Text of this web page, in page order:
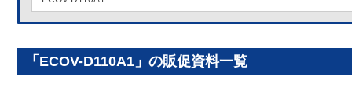
「ECOV-D110A1」の販促資料一覧